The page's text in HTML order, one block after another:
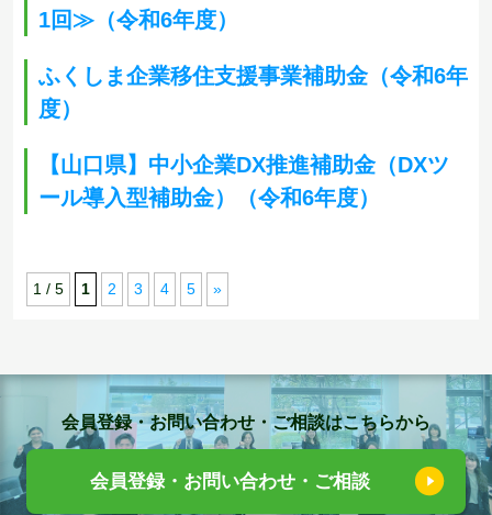
1回≫（令和6年度）
ふくしま企業移住支援事業補助金（令和6年
度）
【山口県】中小企業DX推進補助金（DXツ
ール導入型補助金）（令和6年度）
1 / 5 1 2 3 4 5 »
会員登録・お問い合わせ・ご相談はこちらから
会員登録・お問い合わせ・ご相談